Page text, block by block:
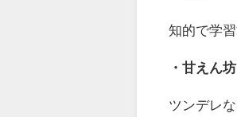
知的で学
・甘えん坊
ツンデレ